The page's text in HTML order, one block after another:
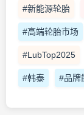
#新能源轮胎
#高端轮胎市场
#LubTop2025
#韩泰 #品牌